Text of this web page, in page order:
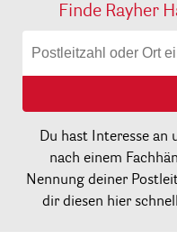
Finde Rayher
Du hast Interesse an
nach einem
Nennung deiner
dir diesen hier